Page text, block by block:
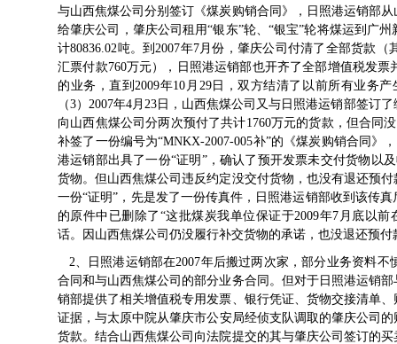
与山西焦煤公司分别签订《煤炭购销合同》，日照港运销部
给肇庆公司，肇庆公司租用“银东”轮、“银宝”轮将煤运到广
计80836.02吨。到2007年7月份，肇庆公司付清了全部货款
汇票付款760万元），日照港运销部也开齐了全部增值税发
的业务，直到2009年10月29日，双方结清了以前所有业务
（3）2007年4月23日，山西焦煤公司又与日照港运销部签订
向山西焦煤公司分两次预付了共计1760万元的货款，但合同
补签了一份编号为“MNKX-2007-005补”的《煤炭购销合同》
港运销部出具了一份“证明”，确认了预开发票未交付货物以
货物。但山西焦煤公司违反约定没交付货物，也没有退还预
一份“证明”，先是发了一份传真件，日照港运销部收到该传
的原件中已删除了“这批煤炭我单位保证于2009年7月底以
话。因山西焦煤公司仍没履行补交货物的承诺，也没退还预
2、日照港运销部在2007年后搬过两次家，部分业务资料
合同和与山西焦煤公司的部分业务合同。但对于日照港运销
销部提供了相关增值税专用发票、银行凭证、货物交接清单
证据，与太原中院从肇庆市公安局经侦支队调取的肇庆公司
货款。结合山西焦煤公司向法院提交的其与肇庆公司签订的